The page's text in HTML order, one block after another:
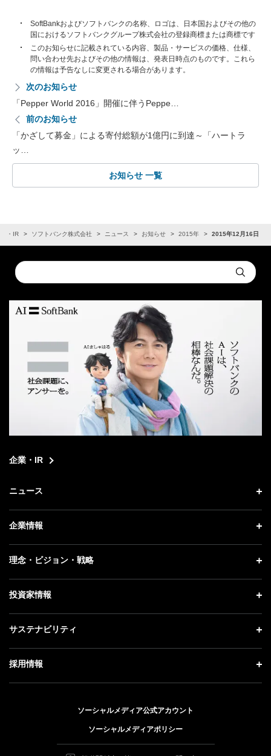
SoftBankおよびソフトバンクの名称、ロゴは、日本国およびその他の
国におけるソフトバンクグループ株式会社の登録商標または商標です
このお知らせに記載されている内容、製品・サービスの価格、仕様、
問い合わせ先およびその他の情報は、発表日時点のものです。これら
の情報は予告なしに変更される場合があります。
次のお知らせ
「Pepper World 2016」開催に伴うPeppe…
前のお知らせ
「かざして募金」による寄付総額が1億円に到達～「ハートラ
ッ…
お知らせ 一覧
・IR ソフトバンク株式会社 ニュース お知らせ 2015年 2015年12月16日
Conduct
a
Submit
企業・IR
ニュース
ニュース トップ
プレスリリース
更新情報
企業情報
企業情報 トップ
社長メッセージ
事業紹介
理念・ビジョン・戦略
理念・ビジョン・戦略 トップ
成長戦略「Activate AI for Society」
人材戦略
投資家情報
投資家情報 トップ
経営方針
サステナビリティ
サステナビリティ トップ
トップメッセージ
ESG方針・体制
採用情報
キャリア採用
ソーシャルメディア公式アカウント
ソーシャルメディアポリシー